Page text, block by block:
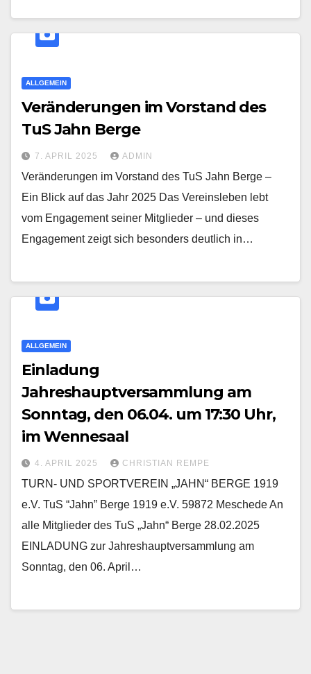
ALLGEMEIN
Veränderungen im Vorstand des
TuS Jahn Berge
7. APRIL 2025 ADMIN
Veränderungen im Vorstand des TuS Jahn Berge –
Ein Blick auf das Jahr 2025 Das Vereinsleben lebt
vom Engagement seiner Mitglieder – und dieses
Engagement zeigt sich besonders deutlich in…
ALLGEMEIN
Einladung
Jahreshauptversammlung am
Sonntag, den 06.04. um 17:30 Uhr,
im Wennesaal
4. APRIL 2025 CHRISTIAN REMPE
TURN- UND SPORTVEREIN „JAHN“ BERGE 1919
e.V. TuS “Jahn” Berge 1919 e.V. 59872 Meschede An
alle Mitglieder des TuS „Jahn“ Berge 28.02.2025
EINLADUNG zur Jahreshauptversammlung am
Sonntag, den 06. April…